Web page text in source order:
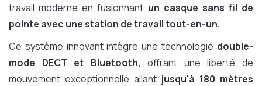
travail moderne en fusionnant un casque sans fil de
pointe avec une station de travail tout-en-un.
Ce système innovant intègre une technologie double-
mode DECT et Bluetooth,offrant une liberté de
mouvement exceptionnelle allant jusqu'à 180 mètres